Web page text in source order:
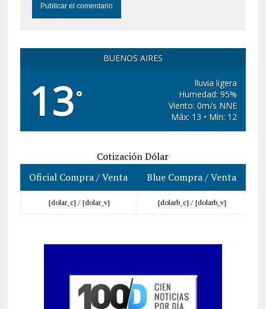
BUENOS AIRES
13°
lluvia ligera
Humedad: 95%
Viento: 0m/s NNE
Máx: 13 • Mín: 12
Cotización Dólar
Oficial Compra / Venta
Blue Compra / Venta
{dolar_c} / {dolar_v} {dolarb_c} / {dolarb_v}